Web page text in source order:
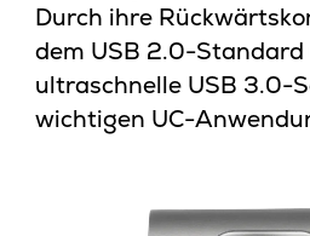
Durch ihre
dem USB 2.0-
ultraschnelle USB 3.0-
wichtigen UC-